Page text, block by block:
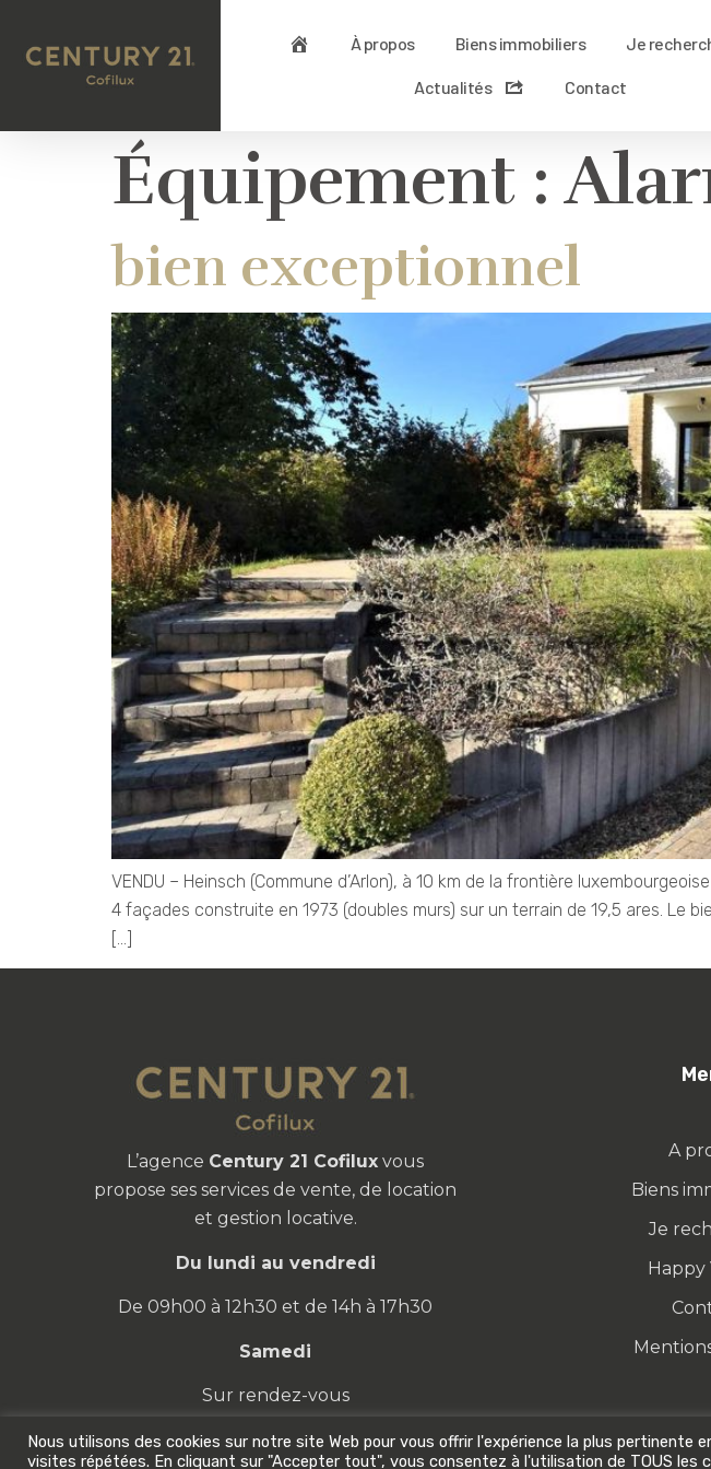
À propos Biens immobiliers Je
Actualités Contact
Équipement :
bien exceptionnel
VENDU – Heinsch (Commune d’Arlon), à 10 km de la frontière
4 façades construite en 1973 (doubles murs) sur un terrain de 19,5 ares. Le
[…]
L’agence Century 21 Cofilux vous
propose ses services de vente, de location
et gestion locative.
Du lundi au vendredi
De 09h00 à 12h30 et de 14h à 17h30
Samedi
Sur rendez-vous
A
Biens
Je
Happy
Nous utilisons des cookies sur notre site Web pour vous offrir l'expérience la plus pertinente
visites répétées. En cliquant sur "Accepter tout", vous consentez à l'utilisation de TOUS les